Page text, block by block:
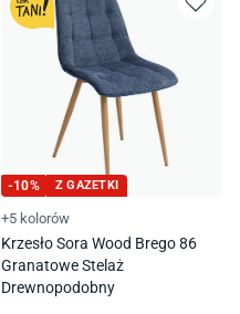
-10% Z GAZETKI
+5 kolorów
Krzesło Sora Wood Brego 86
Granatowe Stelaż
Drewnopodobny